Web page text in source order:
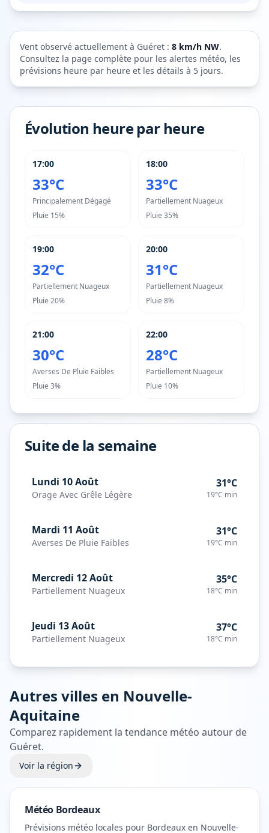
Vent observé actuellement à Guéret : 8 km/h NW.
Consultez la page complète pour les alertes météo, les
prévisions heure par heure et les détails à 5 jours.
Évolution heure par heure
17:00
33°C
Principalement Dégagé
Pluie 15%
18:00
33°C
Partiellement Nuageux
Pluie 35%
19:00
32°C
Partiellement Nuageux
Pluie 20%
20:00
31°C
Partiellement Nuageux
Pluie 8%
21:00
30°C
Averses De Pluie Faibles
Pluie 3%
22:00
28°C
Partiellement Nuageux
Pluie 10%
Suite de la semaine
Lundi 10 Août
Orage Avec Grêle Légère
31°C
19°C min
Mardi 11 Août
Averses De Pluie Faibles
31°C
19°C min
Mercredi 12 Août
Partiellement Nuageux
35°C
18°C min
Jeudi 13 Août
Partiellement Nuageux
37°C
18°C min
Autres villes en Nouvelle-
Aquitaine
Comparez rapidement la tendance météo autour de
Guéret.
Voir la région
Météo Bordeaux
Prévisions météo locales pour Bordeaux en Nouvelle-